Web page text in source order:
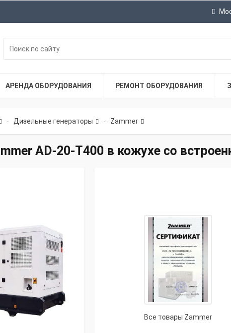
АРЕНДА ОБОРУДОВАНИЯ РЕМОНТ ОБОРУДОВАНИЯ
- Дизельные генераторы - Zammer
AD-20-Т400 в кожухе со
Все товары Zammer